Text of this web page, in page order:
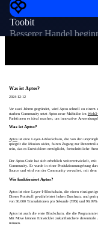
Toobit
Besserer Handel
Was ist Aptos?
2024-12-12
Vor zwei Jahren gegründet, wird Aptos schnell zu
starken Community setzt Aptos neue Maßstäbe im
Funktionen es ideal machen, um innovative
Was ist Aptos?
Aptosist eine Layer-1-Blockchain, die von den
spiegelt die Mission wider, fairen Zugang zur
sein, das es Entwicklern ermöglicht, fortschrittliche
Der Aptos-Code hat sich erheblich weiterentwickelt, mit
Community. Er wurde in einer Produktionsumgebung
Source und wird von der Community verwaltet, mit
Wie funktioniert Aptos?
Aptos ist eine Layer-1-Blockchain, die einen
Dieses Protokoll gewährleistet hohen Durchsatz und
von 30.000 Transaktionen pro Sekunde (TPS) und
Aptos ist auch die erste Blockchain, die die
Mit Move können Entwickler zukunftssichere dezentrale
müssen.